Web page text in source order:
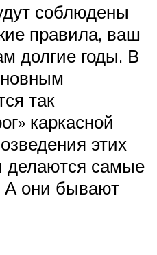
соблюдены
правила, ваш
долгие годы. В
так
каркасной
этих
делаются самые
они бывают